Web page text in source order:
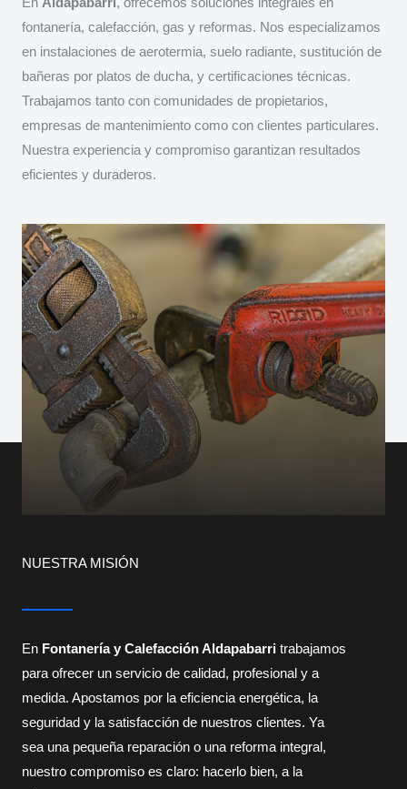
fontanería, calefacción, gas y reformas. Nos especializamos
en instalaciones de aerotermia, suelo radiante, sustitución de
bañeras por platos de ducha, y certificaciones técnicas.
Trabajamos tanto con comunidades de propietarios,
empresas de mantenimiento como con clientes particulares.
Nuestra experiencia y compromiso garantizan resultados
eficientes y duraderos.
NUESTRA MISIÓN
En Fontanería y Calefacción Aldapabarri trabajamos
para ofrecer un servicio de calidad, profesional y a
medida. Apostamos por la eficiencia energética, la
seguridad y la satisfacción de nuestros clientes. Ya
sea una pequeña reparación o una reforma integral,
nuestro compromiso es claro: hacerlo bien, a la